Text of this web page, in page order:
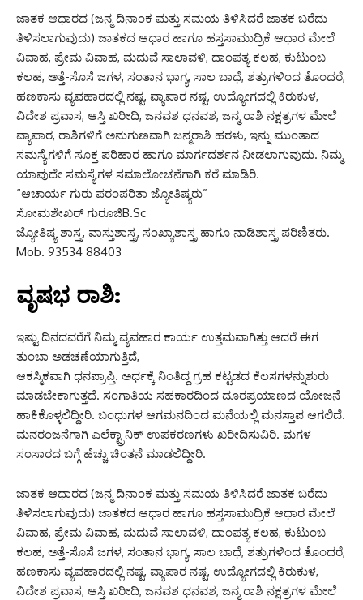
ಜಾತಕ ಆಧಾರದ (ಜನ್ಮ ದಿನಾಂಕ ಮತ್ತು ಸಮಯ ತಿಳಿಸಿದರೆ ಜಾತಕ ಬರೆದು
ತಿಳಿಸಲಾಗುವುದು) ಜಾತಕದ ಆಧಾರ ಹಾಗೂ ಹಸ್ತಸಾಮುದ್ರಿಕೆ ಆಧಾರ ಮೇಲೆ
ವಿವಾಹ, ಪ್ರೇಮ ವಿವಾಹ, ಮದುವೆ ಸಾಲಾವಳಿ, ದಾಂಪತ್ಯ ಕಲಹ, ಕುಟುಂಬ
ಕಲಹ, ಅತ್ತೆ-ಸೊಸೆ ಜಗಳ, ಸಂತಾನ ಭಾಗ್ಯ, ಸಾಲ ಬಾಧೆ, ಶತ್ರುಗಳಿಂದ ತೊಂದರೆ,
ಹಣಕಾಸು ವ್ಯವಹಾರದಲ್ಲಿ ನಷ್ಟ, ವ್ಯಾಪಾರ ನಷ್ಟ, ಉದ್ಯೋಗದಲ್ಲಿ ಕಿರುಕುಳ,
ವಿದೇಶ ಪ್ರವಾಸ, ಆಸ್ತಿ ಖರೀದಿ, ಜನವಶ ಧನವಶ, ಜನ್ಮ ರಾಶಿ ನಕ್ಷತ್ರಗಳ ಮೇಲೆ
ವ್ಯಾಪಾರ, ರಾಶಿಗಳಿಗೆ ಅನುಗುಣವಾಗಿ ಜನ್ಮರಾಶಿ ಹರಳು, ಇನ್ನು ಮುಂತಾದ
ಸಮಸ್ಯೆಗಳಿಗೆ ಸೂಕ್ತ ಪರಿಹಾರ ಹಾಗೂ ಮಾರ್ಗದರ್ಶನ ನೀಡಲಾಗುವುದು. ನಿಮ್ಮ
ಯಾವುದೇ ಸಮಸ್ಯೆಗಳ ಸಮಾಲೋಚನೆಗಾಗಿ ಕರೆ ಮಾಡಿರಿ.
“ಆಚಾರ್ಯ ಗುರು ಪರಂಪರಿತಾ ಜ್ಯೋತಿಷ್ಯರು”
ಸೋಮಶೇಖರ್ ಗುರೂಜಿB.Sc
ಜ್ಯೋತಿಷ್ಯ ಶಾಸ್ತ್ರ, ವಾಸ್ತುಶಾಸ್ತ್ರ, ಸಂಖ್ಯಾಶಾಸ್ತ್ರ ಹಾಗೂ ನಾಡಿಶಾಸ್ತ್ರ ಪರಿಣಿತರು.
Mob. 93534 88403
ವೃಷಭ ರಾಶಿ:
ಇಷ್ಟು ದಿನದವರೆಗೆ ನಿಮ್ಮ ವ್ಯವಹಾರ ಕಾರ್ಯ ಉತ್ತಮವಾಗಿತ್ತು ಆದರೆ ಈಗ
ತುಂಬಾ ಅಡಚಣೆಯಾಗುತ್ತಿದೆ,
ಆಕಸ್ಮಿಕವಾಗಿ ಧನಪ್ರಾಪ್ತಿ. ಅರ್ಧಕ್ಕೆ ನಿಂತಿದ್ದ ಗ್ರಹ ಕಟ್ಟಡದ ಕೆಲಸಗಳನ್ನುಶುರು
ಮಾಡಬೇಕಾಗುತ್ತದೆ. ಸಂಗಾತಿಯ ಸಹಕಾರದಿಂದ ದೂರಪ್ರಯಾಣದ ಯೋಜನೆ
ಹಾಕಿಕೊಳ್ಳಲಿದ್ದೀರಿ. ಬಂಧುಗಳ ಆಗಮನದಿಂದ ಮನೆಯಲ್ಲಿ ಮನಸ್ತಾಪ ಆಗಲಿದೆ.
ಮನರಂಜನೆಗಾಗಿ ಎಲೆಕ್ಟ್ರಾನಿಕ್ ಉಪಕರಣಗಳು ಖರೀದಿಸುವಿರಿ. ಮಗಳ
ಸಂಸಾರದ ಬಗ್ಗೆ ಹೆಚ್ಚು ಚಿಂತನೆ ಮಾಡಲಿದ್ದೀರಿ.
ಜಾತಕ ಆಧಾರದ (ಜನ್ಮ ದಿನಾಂಕ ಮತ್ತು ಸಮಯ ತಿಳಿಸಿದರೆ ಜಾತಕ ಬರೆದು
ತಿಳಿಸಲಾಗುವುದು) ಜಾತಕದ ಆಧಾರ ಹಾಗೂ ಹಸ್ತಸಾಮುದ್ರಿಕೆ ಆಧಾರ ಮೇಲೆ
ವಿವಾಹ, ಪ್ರೇಮ ವಿವಾಹ, ಮದುವೆ ಸಾಲಾವಳಿ, ದಾಂಪತ್ಯ ಕಲಹ, ಕುಟುಂಬ
ಕಲಹ, ಅತ್ತೆ-ಸೊಸೆ ಜಗಳ, ಸಂತಾನ ಭಾಗ್ಯ, ಸಾಲ ಬಾಧೆ, ಶತ್ರುಗಳಿಂದ ತೊಂದರೆ,
ಹಣಕಾಸು ವ್ಯವಹಾರದಲ್ಲಿ ನಷ್ಟ, ವ್ಯಾಪಾರ ನಷ್ಟ, ಉದ್ಯೋಗದಲ್ಲಿ ಕಿರುಕುಳ,
ವಿದೇಶ ಪ್ರವಾಸ, ಆಸ್ತಿ ಖರೀದಿ, ಜನವಶ ಧನವಶ, ಜನ್ಮ ರಾಶಿ ನಕ್ಷತ್ರಗಳ ಮೇಲೆ